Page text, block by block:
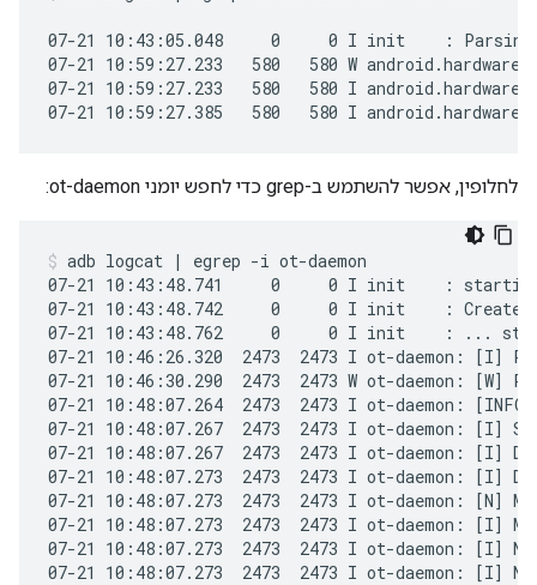
07-21 10:43:05.048     0     0 I init    : Parsing
07-21 10:59:27.233   580   580 W
07-21 10:59:27.233   580   580 I
07-21 10:59:27.385   580   580 I
לחלופין, אפשר להשתמש ב-grep כדי לחפש יומני ot-daemon:
adb logcat | egrep -i ot-daemon
07-21 10:43:48.741     0     0 I init    : starting
07-21 10:43:48.742     0     0 I init    : Created
07-21 10:43:48.762     0     0 I init    : ...
07-21 10:46:26.320  2473  2473 I ot-daemon: [I]
07-21 10:46:30.290  2473  2473 W ot-daemon: [W]
07-21 10:48:07.264  2473  2473 I ot-daemon:
07-21 10:48:07.267  2473  2473 I ot-daemon: [I]
07-21 10:48:07.267  2473  2473 I ot-daemon: [I]
07-21 10:48:07.273  2473  2473 I ot-daemon: [I]
07-21 10:48:07.273  2473  2473 I ot-daemon: [N]
07-21 10:48:07.273  2473  2473 I ot-daemon:
07-21 10:48:07.273  2473  2473 I ot-daemon: [I]